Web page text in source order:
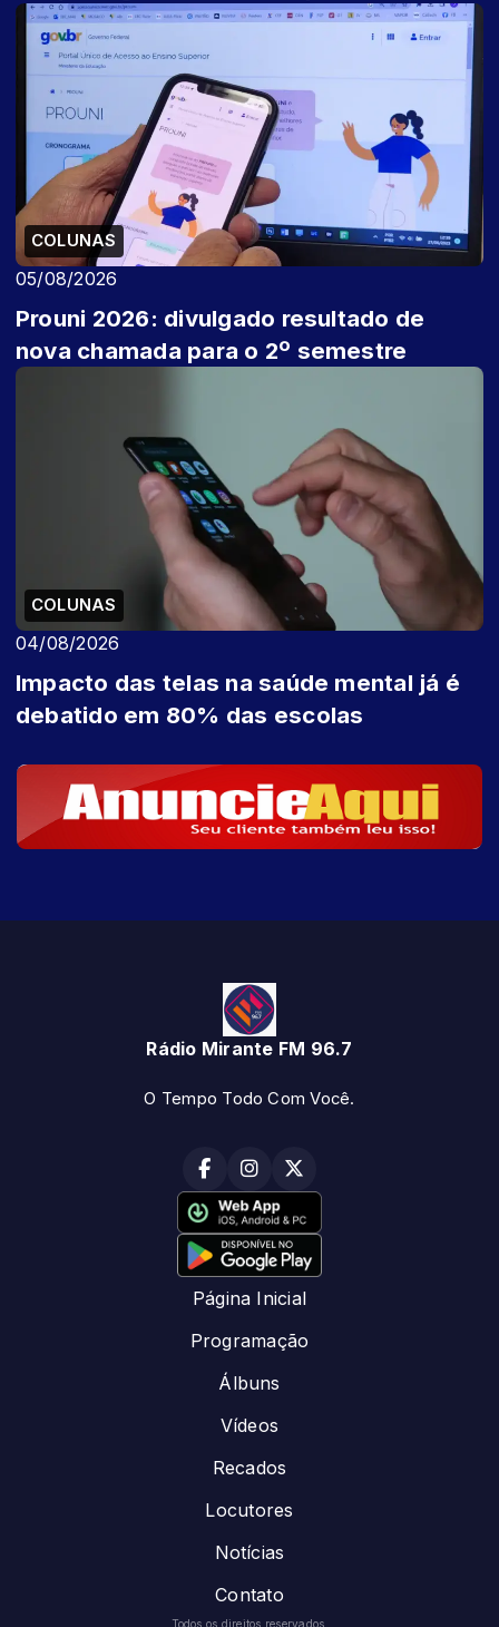
COLUNAS
05/08/2026
Prouni 2026: divulgado resultado de
nova chamada para o 2º semestre
COLUNAS
04/08/2026
Impacto das telas na saúde mental já é
debatido em 80% das escolas
Rádio Mirante FM 96.7
O Tempo Todo Com Você.
Página Inicial
Programação
Álbuns
Vídeos
Recados
Locutores
Notícias
Contato
Todos os direitos reservados.